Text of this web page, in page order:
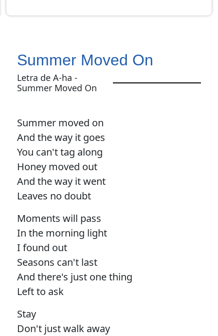
Summer Moved On
Letra de A-ha -
Summer Moved On
Summer moved on
And the way it goes
You can't tag along
Honey moved out
And the way it went
Leaves no doubt
Moments will pass
In the morning light
I found out
Seasons can't last
And there's just one thing
Left to ask
Stay
Don't just walk away